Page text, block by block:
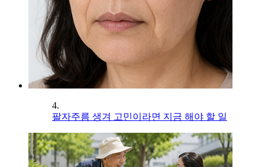
4.
팔자주름 생겨 고민이라면 지금 해야 할 일